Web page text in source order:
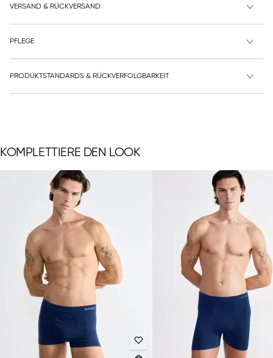
VERSAND & RÜCKVERSAND
PFLEGE
PRODUKTSTANDARDS & RÜCKVERFOLGBARKEIT
KOMPLETTIERE DEN LOOK